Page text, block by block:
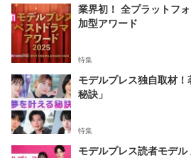
業界初！ 全プラットフ
加型アワード
特集
モデルプレス独自取材
秘訣」
特集
モデルプレス読者モデル